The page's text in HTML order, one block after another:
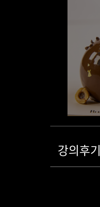
강의후기